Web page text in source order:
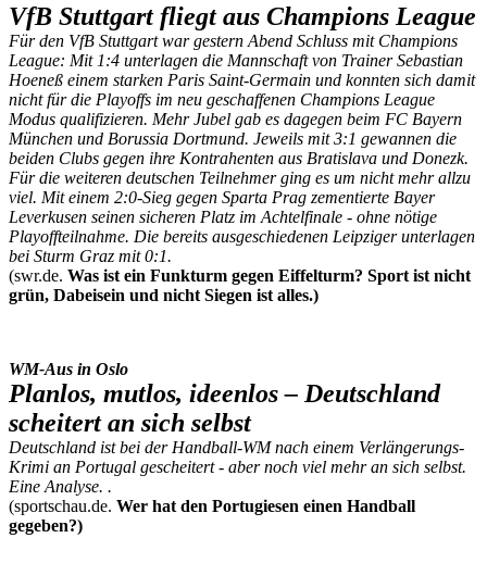
VfB Stuttgart fliegt aus Champions League
Für den VfB Stuttgart war gestern Abend Schluss mit Champions
League: Mit 1:4 unterlagen die Mannschaft von Trainer Sebastian
Hoeneß einem starken Paris Saint-Germain und konnten sich damit
nicht für die Playoffs im neu geschaffenen Champions League
Modus qualifizieren. Mehr Jubel gab es dagegen beim FC Bayern
München und Borussia Dortmund. Jeweils mit 3:1 gewannen die
beiden Clubs gegen ihre Kontrahenten aus Bratislava und Donezk.
Für die weiteren deutschen Teilnehmer ging es um nicht mehr allzu
viel. Mit einem 2:0-Sieg gegen Sparta Prag zementierte Bayer
Leverkusen seinen sicheren Platz im Achtelfinale - ohne nötige
Playoffteilnahme. Die bereits ausgeschiedenen Leipziger unterlagen
bei Sturm Graz mit 0:1.
(swr.de. Was ist ein Funkturm gegen Eiffelturm? Sport ist nicht
grün, Dabeisein und nicht Siegen ist alles.)
WM-Aus in Oslo
Planlos, mutlos, ideenlos – Deutschland
scheitert an sich selbst
Deutschland ist bei der Handball-WM nach einem Verlängerungs-
Krimi an Portugal gescheitert - aber noch viel mehr an sich selbst.
Eine Analyse. .
(sportschau.de. Wer hat den Portugiesen einen Handball
gegeben?)